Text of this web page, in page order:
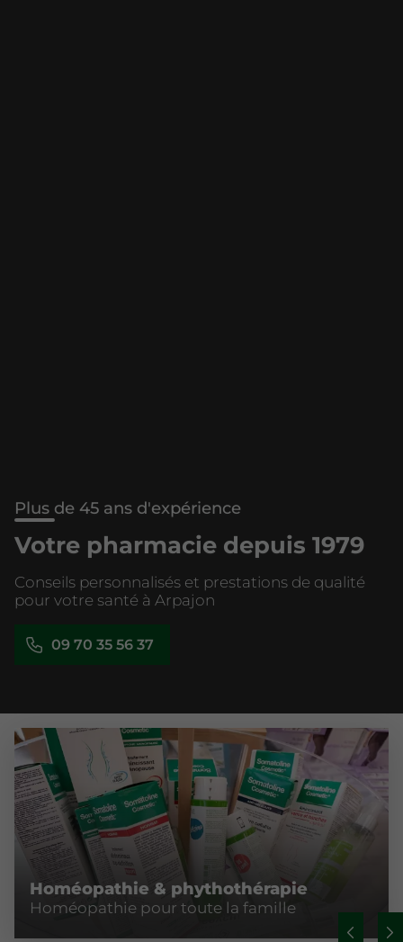
Plus de 45 ans d'expérience
Votre pharmacie depuis 1979
Conseils personnalisés et prestations de qualité
pour votre santé à Arpajon
09 70 35 56 37
Homéopathie & phythothérapie
Homéopathie pour toute la famille